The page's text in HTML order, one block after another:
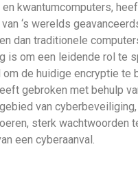
kwantumcomputers,
‘s werelds
dan traditionele
om een ​​leidende rol te
de huidige encryptie
gebroken met behulp
van
sterk wachtwoorden
een cyberaanval.